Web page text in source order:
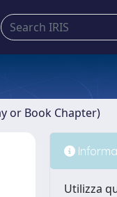
or Book Chapter)
Utilizza